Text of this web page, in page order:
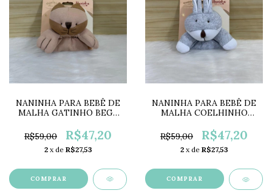
NANINHA PARA BEBÊ DE
MALHA GATINHO BEGE
R$59,00
R$47,20
2 x de R$27,53
NANINHA PARA BEBÊ DE
MALHA COELHINHO
R$59,00
R$47,20
2 x de R$27,53